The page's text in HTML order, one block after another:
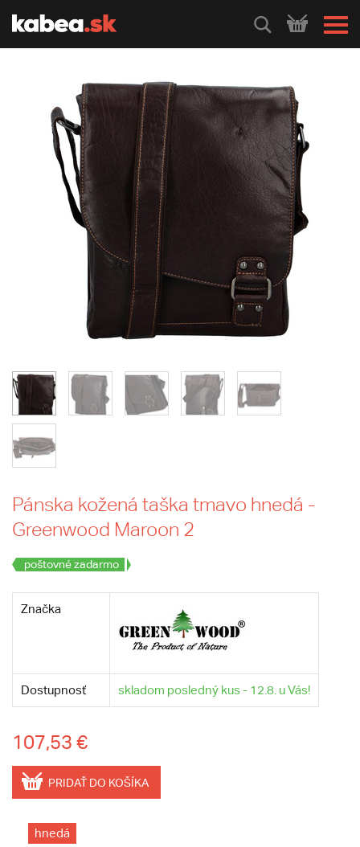
HLEDEJ
Pánska kožená taška tmavo hnedá -
Greenwood Maroon 2
poštovné zadarmo
Značka
Dostupnosť skladom posledný kus - 12.8. u Vás!
107,53 €
PRIDAŤ DO KOŠÍKA
hnedá